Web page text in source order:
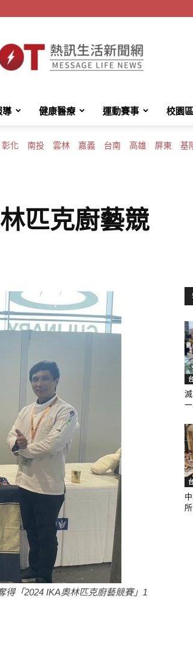
HotMessage
活
新
聞
導 健康醫療 運動賽事 校園區
彰化 南投 雲林 嘉義 台南 高雄 屏東 基
匹克廚藝競
得「2024 IKA奧林匹克廚藝競賽」1